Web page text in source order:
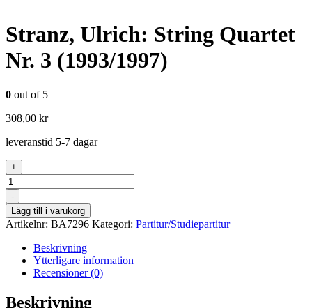
Stranz, Ulrich: String Quartet
Nr. 3 (1993/1997)
0 out of 5
308,00 kr
leveranstid 5-7 dagar
+
Antal
-
Lägg till i varukorg
Artikelnr: BA7296 Kategori: Partitur/Studiepartitur
Beskrivning
Ytterligare information
Recensioner (0)
Beskrivning